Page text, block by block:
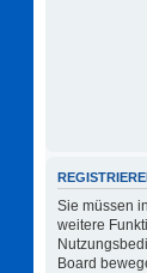
Sie müssen
weitere
Board